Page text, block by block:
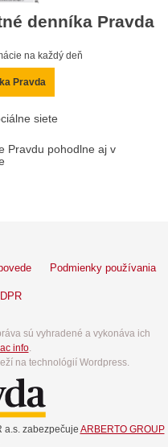
denníka Pravda
na každý deň
Pravda
siete
Pravdu pohodlne aj v
Podmienky používania
sú vyhradené a vykonáva ich
info.
na technológií Wordpress.
a.s. zabezpečuje ARBERTO GROUP